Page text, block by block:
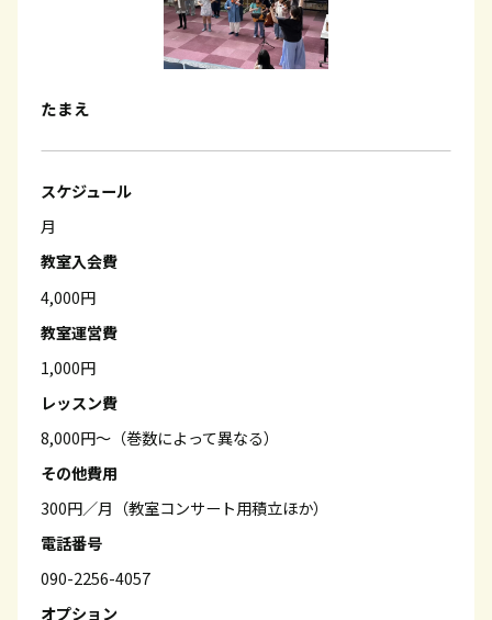
たまえ
スケジュール
月
教室入会費
4,000円
教室運営費
1,000円
レッスン費
8,000円～（巻数によって異なる）
その他費用
300円／月（教室コンサート用積立ほか）
電話番号
090-2256-4057
オプション